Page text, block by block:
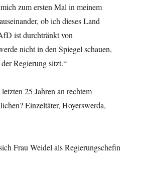
zum ersten Mal in meinem
ob ich dieses Land
ist durchtränkt von
nicht in den Spiegel schauen,
Regierung sitzt.“
25 Jahren an rechtem
Einzeltäter, Hoyerswerda,
Frau Weidel als Regierungschefin